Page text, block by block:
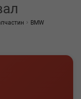
BMW